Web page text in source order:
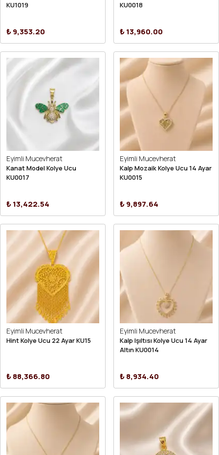
KU1019
₺ 9,353.20
KU0018
₺ 13,960.00
Eyimli Mucevherat
Kanat Model Kolye Ucu
KU0017
₺ 13,422.54
Eyimli Mucevherat
Kalp Mozaik Kolye Ucu 14 Ayar
KU0015
₺ 9,897.64
Eyimli Mucevherat
Hint Kolye Ucu 22 Ayar KU15
₺ 88,366.80
Eyimli Mucevherat
Kalp Işıltısı Kolye Ucu 14 Ayar
Altın KU0014
₺ 8,934.40